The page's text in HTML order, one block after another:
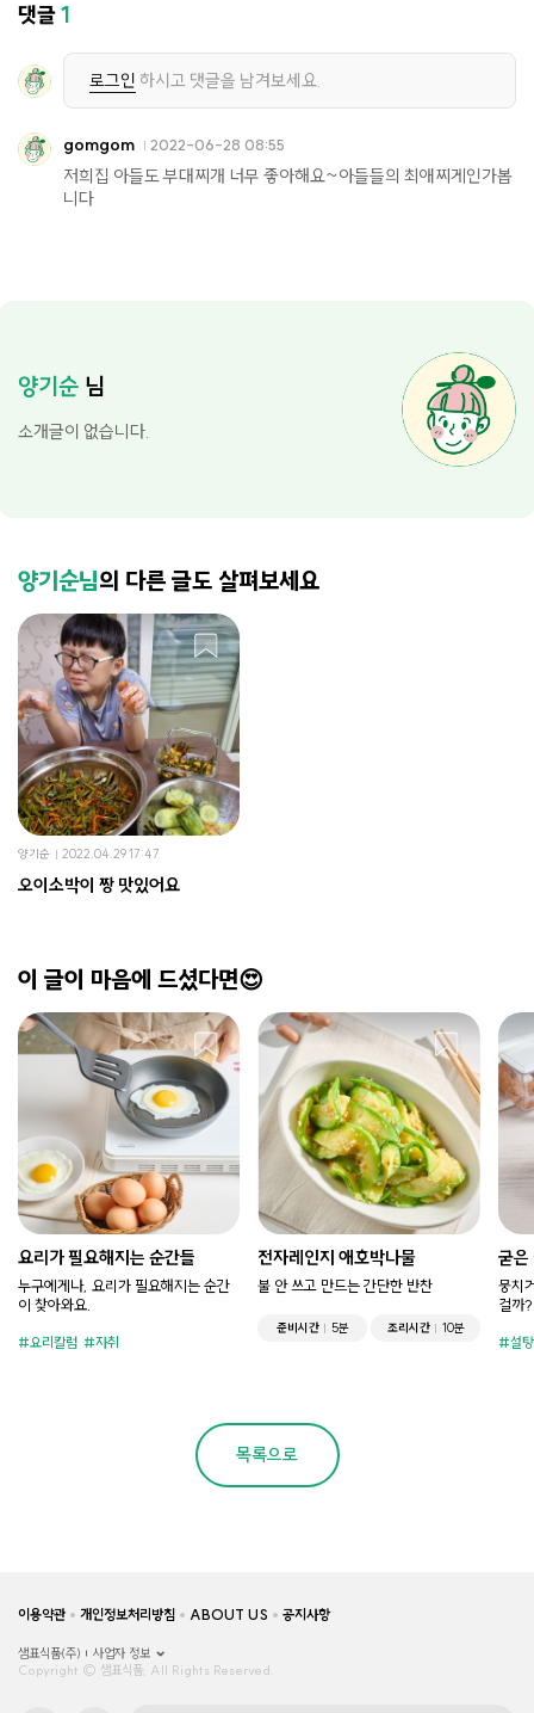
댓글1
로그인 하시고 댓글을 남겨보세요.
gomgom 2022-06-28 08:55
저희집 아들도 부대찌개 너무 좋아해요~아들들의 최애찌게인가봅
니다
양기순 님
소개글이 없습니다.
양기순님의 다른 글도 살펴보세요
양기순 2022.04.29 17:47
오이소박이 짱 맛있어요
이 글이 마음에 드셨다면😍
요리가 필요해지는 순간들
누구에게나, 요리가 필요해지는 순간
이 찾아와요.
요리칼럼 자취
전자레인지 애호박나물
불 안 쓰고 만드는 간단한 반찬
준비시간 5분 조리시간 10분
굳은
뭉치
걸까?
설탕
목록으로
이용약관 개인정보처리방침 ABOUT US 공지사항
샘표식품(주)
사업자 정보
Copyright © 샘표식품, All Rights Reserved.